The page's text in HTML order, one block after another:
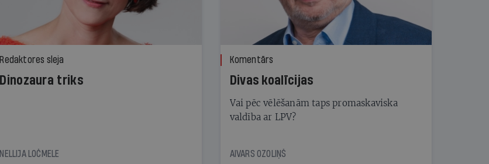
Redaktores sleja
Dinozaura triks
NELLIJA LOČMELE
Komentārs
Divas koalīcijas
Vai pēc vēlēšanām taps promaskaviska
valdība ar LPV?
AIVARS OZOLIŅŠ